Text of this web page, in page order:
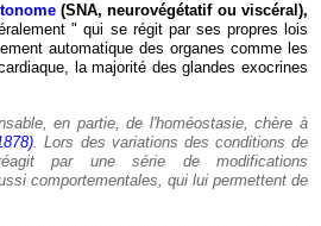
(SNA, neurovégétatif ou viscéral),
" qui se régit par ses propres lois
automatique des organes comme les
la majorité des glandes exocrines
en partie, de l'homéostasie, chère à
. Lors des variations des conditions de
par une série de modifications
comportementales, qui lui permettent de